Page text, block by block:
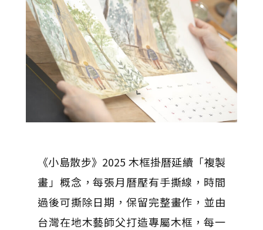
《小島散步》2025 木框掛曆延續「複製
畫」概念，每張月曆壓有手撕線，時間
過後可撕除日期，保留完整畫作，並由
台灣在地木藝師父打造專屬木框，每一